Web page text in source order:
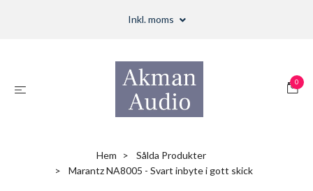
Inkl. moms
0
Hem
Sålda Produkter
Marantz NA8005 - Svart inbyte i gott skick